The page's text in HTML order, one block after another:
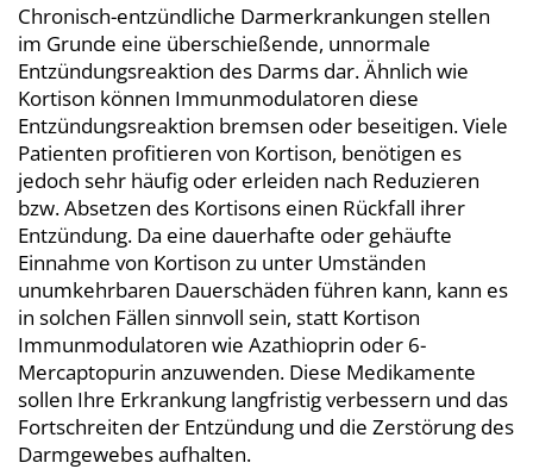
Chronisch-entzündliche Darmerkrankungen stellen
im Grunde eine überschießende, unnormale
Entzündungsreaktion des Darms dar. Ähnlich wie
Kortison können Immunmodulatoren diese
Entzündungsreaktion bremsen oder beseitigen. Viele
Patienten profitieren von Kortison, benötigen es
jedoch sehr häufig oder erleiden nach Reduzieren
bzw. Absetzen des Kortisons einen Rückfall ihrer
Entzündung. Da eine dauerhafte oder gehäufte
Einnahme von Kortison zu unter Umständen
unumkehrbaren Dauerschäden führen kann, kann es
in solchen Fällen sinnvoll sein, statt Kortison
Immunmodulatoren wie Azathioprin oder 6-
Mercaptopurin anzuwenden. Diese Medikamente
sollen Ihre Erkrankung langfristig verbessern und das
Fortschreiten der Entzündung und die Zerstörung des
Darmgewebes aufhalten.